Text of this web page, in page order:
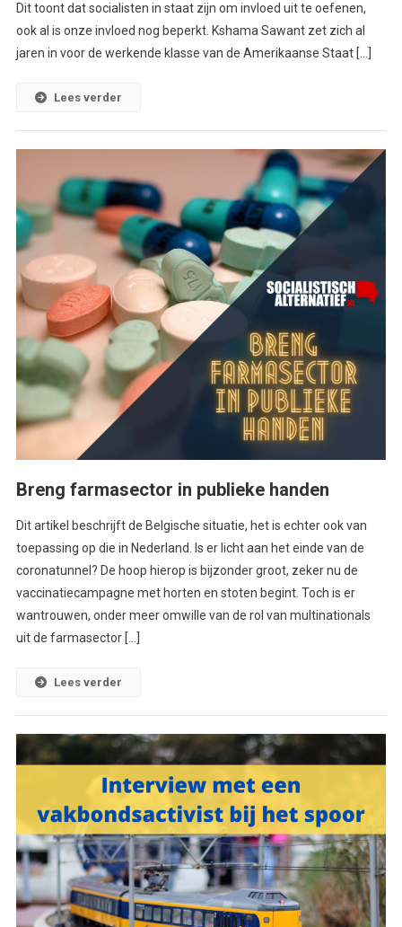
Dit toont dat socialisten in staat zijn om invloed uit te oefenen,
ook al is onze invloed nog beperkt. Kshama Sawant zet zich al
jaren in voor de werkende klasse van de Amerikaanse Staat […]
Lees verder
Breng farmasector in publieke handen
Dit artikel beschrijft de Belgische situatie, het is echter ook van
toepassing op die in Nederland. Is er licht aan het einde van de
coronatunnel? De hoop hierop is bijzonder groot, zeker nu de
vaccinatiecampagne met horten en stoten begint. Toch is er
wantrouwen, onder meer omwille van de rol van multinationals
uit de farmasector […]
Lees verder